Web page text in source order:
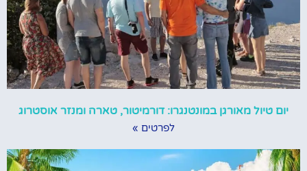
יום טיול מאורגן במונטנגרו: דורמיטור, טארה ומנזר אוסטרוג
לפרטים »